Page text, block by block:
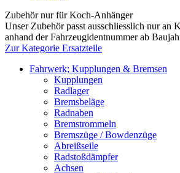
Zubehör nur für Koch-Anhänger
Unser Zubehör passt ausschliesslich nur an
anhand der Fahrzeugidentnummer ab
Zur Kategorie Ersatzteile
Fahrwerk; Kupplungen & Bremsen
Kupplungen
Radlager
Bremsbeläge
Radnaben
Bremstrommeln
Bremszüge / Bowdenzüge
Abreißseile
Radstoßdämpfer
Achsen